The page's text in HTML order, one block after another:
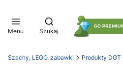
Menu
Otwórz wyszukiwarkę
Szukaj
Szachy, LEGO, zabawki